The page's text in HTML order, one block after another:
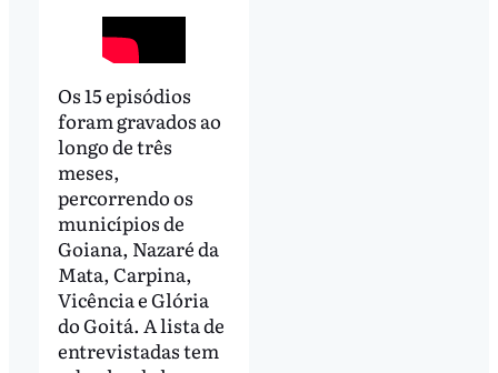
Os 15 episódios
foram gravados ao
longo de três
meses,
percorrendo os
municípios de
Goiana, Nazaré da
Mata, Carpina,
Vicência e Glória
do Goitá. A lista de
entrevistadas tem